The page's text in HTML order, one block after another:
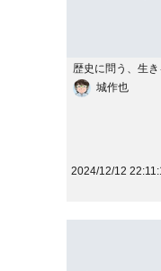
歴史に問う、生き
城作也
2024/12/12